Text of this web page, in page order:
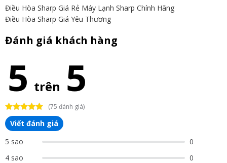
Điều Hòa Sharp Giá Rẻ Máy Lạnh Sharp Chính Hãng
Điều Hòa Sharp Giá Yêu Thương
Đánh giá khách hàng
5 trên 5
(75 đánh giá)
Viết đánh giá
5 sao
0
4 sao
0